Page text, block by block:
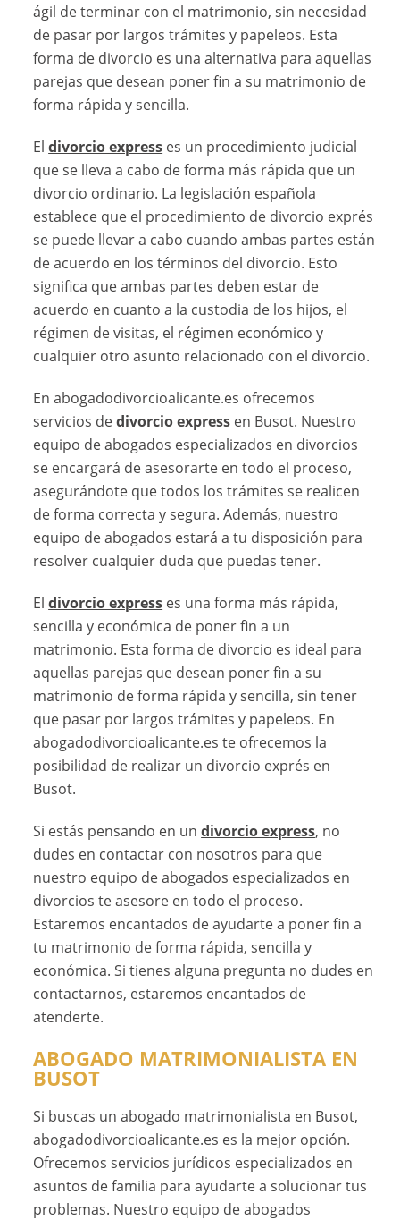
ágil de terminar con el matrimonio, sin necesidad
de pasar por largos trámites y papeleos. Esta
forma de divorcio es una alternativa para aquellas
parejas que desean poner fin a su matrimonio de
forma rápida y sencilla.
Eldivorcio express es un procedimiento judicial
que se lleva a cabo de forma más rápida que un
divorcio ordinario. La legislación española
establece que el procedimiento de divorcio exprés
se puede llevar a cabo cuando ambas partes están
de acuerdo en los términos del divorcio. Esto
significa que ambas partes deben estar de
acuerdo en cuanto a la custodia de los hijos, el
régimen de visitas, el régimen económico y
cualquier otro asunto relacionado con el divorcio.
En abogadodivorcioalicante.es ofrecemos
servicios dedivorcio express en Busot. Nuestro
equipo de abogados especializados en divorcios
se encargará de asesorarte en todo el proceso,
asegurándote que todos los trámites se realicen
de forma correcta y segura. Además, nuestro
equipo de abogados estará a tu disposición para
resolver cualquier duda que puedas tener.
Eldivorcio express es una forma más rápida,
sencilla y económica de poner fin a un
matrimonio. Esta forma de divorcio es ideal para
aquellas parejas que desean poner fin a su
matrimonio de forma rápida y sencilla, sin tener
que pasar por largos trámites y papeleos. En
abogadodivorcioalicante.es te ofrecemos la
posibilidad de realizar un divorcio exprés en
Busot.
Si estás pensando en undivorcio express, no
dudes en contactar con nosotros para que
nuestro equipo de abogados especializados en
divorcios te asesore en todo el proceso.
Estaremos encantados de ayudarte a poner fin a
tu matrimonio de forma rápida, sencilla y
económica. Si tienes alguna pregunta no dudes en
contactarnos, estaremos encantados de
atenderte.
ABOGADO MATRIMONIALISTA EN
BUSOT
Si buscas un abogado matrimonialista en Busot,
abogadodivorcioalicante.es es la mejor opción.
Ofrecemos servicios jurídicos especializados en
asuntos de familia para ayudarte a solucionar tus
problemas. Nuestro equipo de abogados